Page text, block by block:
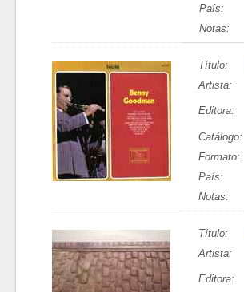
País:
Notas:
Título:
Artista:
Editora:
Catálogo:
Formato:
País:
Notas:
Título:
Artista:
Editora: